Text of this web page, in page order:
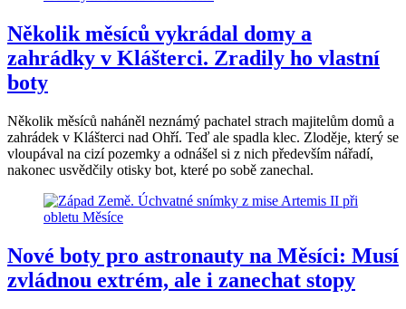
Několik měsíců vykrádal domy a
zahrádky v Klášterci. Zradily ho vlastní
boty
Několik měsíců naháněl neznámý pachatel strach majitelům domů a
zahrádek v Klášterci nad Ohří. Teď ale spadla klec. Zloděje, který se
vloupával na cizí pozemky a odnášel si z nich především nářadí,
nakonec usvědčily otisky bot, které po sobě zanechal.
Nové boty pro astronauty na Měsíci: Musí
zvládnou extrém, ale i zanechat stopy